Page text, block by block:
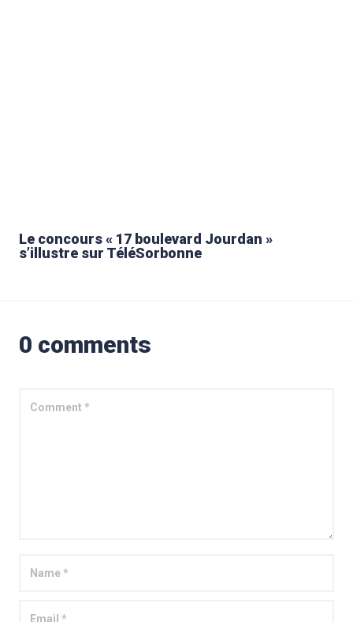
Le concours « 17 boulevard Jourdan »
s’illustre sur TéléSorbonne
0 comments